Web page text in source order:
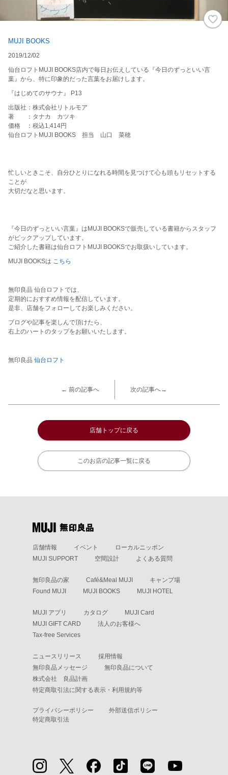
MUJI BOOKS
2019/12/02
仙台ロフトMUJI BOOKS店内で毎日お伝えしている『今日のずっといい言
葉』から、特に印象的だった言葉をお届けします。
『はじめてのサウナ』 P13
出版社：株式会社リトルモア
著 ：タナカ カツキ
価格 ：税込1,414円
仙台ロフトMUJI BOOKS 担当 山口 菜穂
忙しいときこそ、自分ひとりになれる時間を見つけて心も頭もリセットする
ことが
大切だなと思います。
『今日のずっといい言葉』はMUJI BOOKSで販売している書籍からスタッフ
がピックアップしています。
ご紹介した書籍は仙台ロフトMUJI BOOKSでお取扱いしています。
MUJI BOOKSは こちら
無印良品 仙台ロフトでは、
定期的におすすめ情報を配信しています。
是非、店舗をフォローしてお楽しみください。
ブログや記事を楽しんで頂けたら、
右上のハートのタップをお願いいたします。
無印良品 仙台ロフト
← 前の記事へ 次の記事へ→
店舗トップに戻る
このお店の記事一覧に戻る
店舗情報 イベント
ローカルニッポン
MUJI SUPPORT
空間設計 よくある質問
無印良品の家 Café&Meal MUJI
キャンプ場
Found MUJI
MUJI BOOKS MUJI HOTEL
MUJI アプリ カタログ
MUJI Card
MUJI GIFT CARD
法人のお客様へ
Tax-free Services
ニュースリリース
採用情報
無印良品メッセージ
無印良品について
株式会社 良品計画
特定商取引法に関する表示・利用規約等
プライバシーポリシー
外部送信ポリシー
特定商取引法